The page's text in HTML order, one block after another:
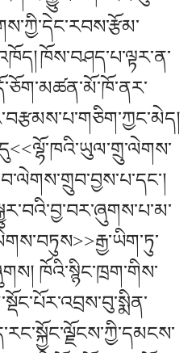
ཁོས་བཤད་པ་ལྟར་ན་
ཁོའི་སྙིང་ཁྲག་གིས་